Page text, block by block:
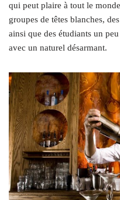
qui peut plaire à tout le
groupes de têtes blanches,
ainsi que des étudiants un
avec un naturel désarmant.